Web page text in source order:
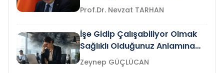
Prof.Dr. Nevzat TARHAN
İşe Gidip Çalışabiliyor Olmak
Sağlıklı Olduğunuz Anlamına
Gelir mi?Zeynep GÜÇLÜCAN